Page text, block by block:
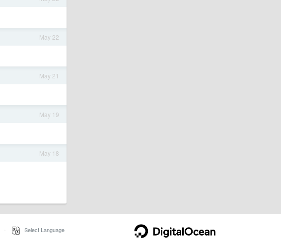
May 22
May 21
May 19
May 18
Select Language